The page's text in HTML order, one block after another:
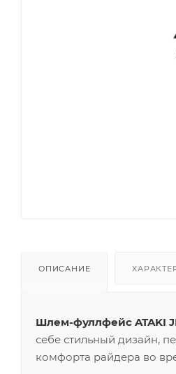
ОПИСАНИЕ
Шлем-фуллфейс ATAKI
себе стильный дизайн,
комфорта райдера во